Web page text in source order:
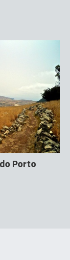
Porto